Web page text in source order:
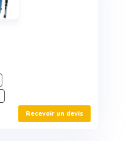
Recevoir un devis